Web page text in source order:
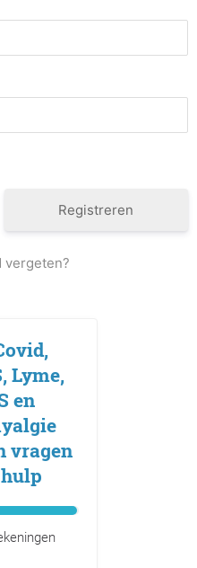
Registreren
vergeten?
Lyme,
en
vragen